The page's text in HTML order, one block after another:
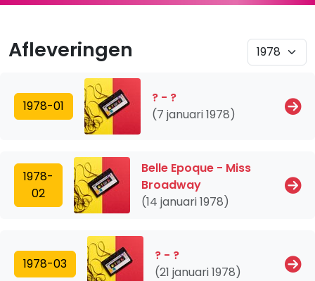
Afleveringen
1978-01
? - ?
(7 januari 1978)
1978-
02
Belle Epoque - Miss
Broadway
(14 januari 1978)
1978-03
? - ?
(21 januari 1978)